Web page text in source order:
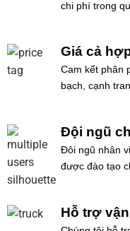
chi phí trong
Giá cả
Cam kết phân
bạch, cạnh
Đội ngũ
Đôi ngũ nhân
được đào tạo
Hỗ trợ